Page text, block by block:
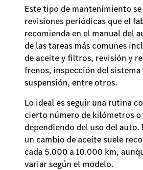
Este tipo de mantenimiento se
revisiones periódicas que el
recomienda en el manual del
de las tareas más comunes
de aceite y filtros, revisión y
frenos, inspección del sistema
suspensión, entre otros.
Lo ideal es seguir una rutina
cierto número de kilómetros
dependiendo del uso del auto.
un cambio de aceite suele
cada 5.000 a 10.000 km,
variar según el modelo.